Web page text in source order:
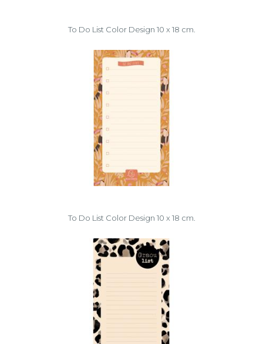
To Do List Color Design 10 x 18 cm.
To Do List Color Design 10 x 18 cm.